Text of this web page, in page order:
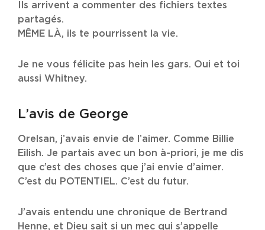
Ils arrivent a commenter des fichiers textes
partagés.
MÊME LÀ, ils te pourrissent la vie.
Je ne vous félicite pas hein les gars. Oui et toi
aussi Whitney.
L’avis de George
Orelsan, j’avais envie de l’aimer. Comme Billie
Eilish. Je partais avec un bon à-priori, je me dis
que c’est des choses que j’ai envie d’aimer.
C’est du POTENTIEL. C’est du futur.
J’avais entendu une chronique de Bertrand
Henne, et Dieu sait si un mec qui s’appelle